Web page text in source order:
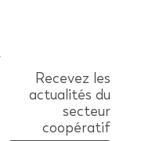
Recevez les
actualités du
secteur
coopératif